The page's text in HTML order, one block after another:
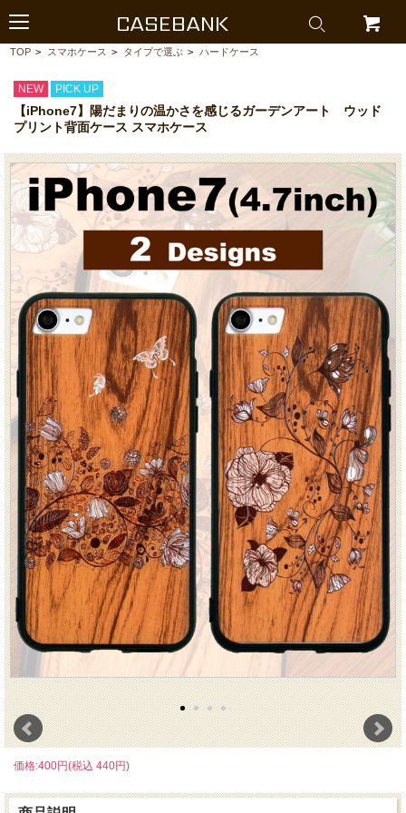
CASEBANK
TOP > スマホケース > タイプで選ぶ > ハードケース
NEW PICK UP
【iPhone7】陽だまりの温かさを感じるガーデンアート ウッド
プリント背面ケース スマホケース
価格:400円(税込 440円)